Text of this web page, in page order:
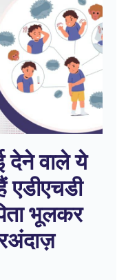
देने वाले ये
एडीएचडी
भूलकर